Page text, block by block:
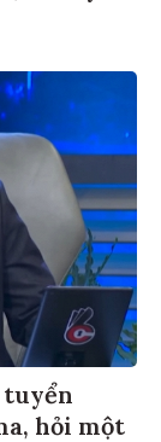
hỏi một